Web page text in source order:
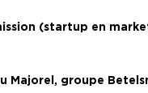
(startup en
Majorel, groupe